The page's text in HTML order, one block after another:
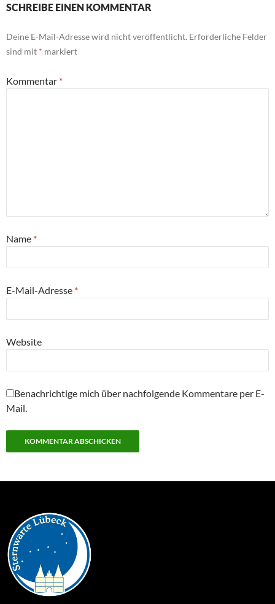
SCHREIBE EINEN KOMMENTAR
Deine E-Mail-Adresse wird nicht veröffentlicht. Erforderliche Felder
sind mit * markiert
Kommentar *
Name *
E-Mail-Adresse *
Website
Benachrichtige mich über nachfolgende Kommentare per E-
Mail.